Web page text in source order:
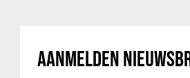
AANMELDEN